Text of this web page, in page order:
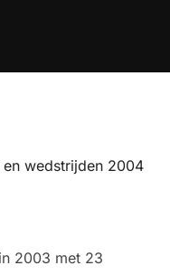
en wedstrijden 2004
2003 met 23